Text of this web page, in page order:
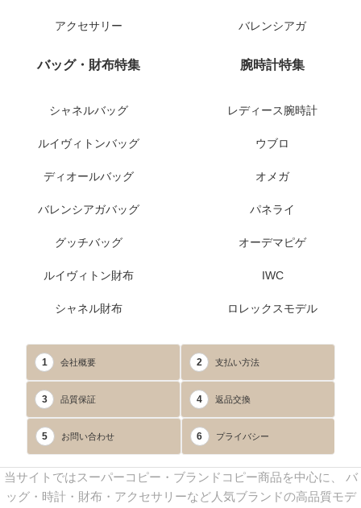
アクセサリー バレンシアガ
バッグ・財布特集
シャネルバッグ
ルイヴィトンバッグ
ディオールバッグ
バレンシアガバッグ
グッチバッグ
ルイヴィトン財布
シャネル財布
腕時計特集
レディース腕時計
ウブロ
オメガ
パネライ
オーデマピゲ
IWC
ロレックスモデル
1 会社概要 2 支払い方法
3 品質保証 4 返品交換
5 お問い合わせ 6 プライバシー
当サイトではスーパーコピー・ブランドコピー商品を中心に、 バ
ッグ・時計・財布・アクセサリーなど人気ブランドの高品質モデ